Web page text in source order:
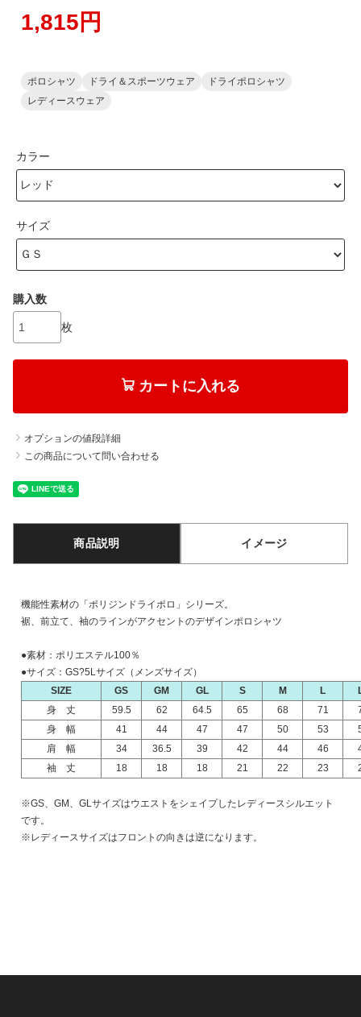
1,815円
ポロシャツ ドライ＆スポーツウェア
ドライポロシャツ
レディースウェア
カラー
サイズ
購入数
枚
カートに入れる
オプションの値段詳細
この商品について問い合わせる
商品説明 イメージ
機能性素材の「ポリジンドライポロ」シリーズ。
裾、前立て、袖のラインがアクセントのデザインポロシャツ
●素材：ポリエステル100％
●サイズ：GS?5Lサイズ（メンズサイズ）
SIZE
GS GM GL S M L
身 丈
59.5 62 64.5 65 68 71
身 幅
41 44 47 47 50 53
肩 幅
34 36.5 39 42 44 46
袖 丈
18 18 18 21 22 23
※GS、GM、GLサイズはウエストをシェイプしたレディースシルエット
です。
※レディースサイズはフロントの向きは逆になります。